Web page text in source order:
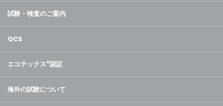
試験・検査のご案内
QCS
エコテックス®認証
海外の試験について